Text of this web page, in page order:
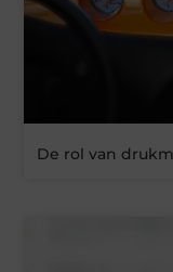
De rol van